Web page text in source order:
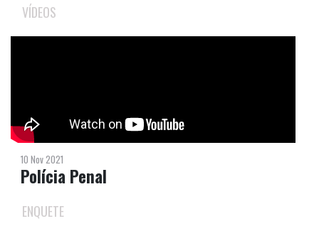
VÍDEOS
10 Nov 2021
Polícia Penal
ENQUETE